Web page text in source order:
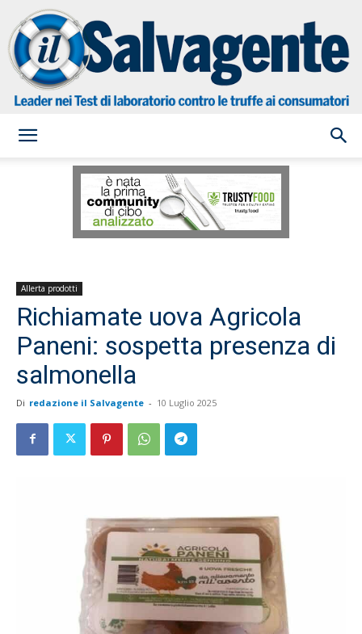
Salvagente
Allerta prodotti
Richiamate uova Agricola
Paneni: sospetta presenza di
salmonella
Di redazione il Salvagente - 10 Luglio 2025